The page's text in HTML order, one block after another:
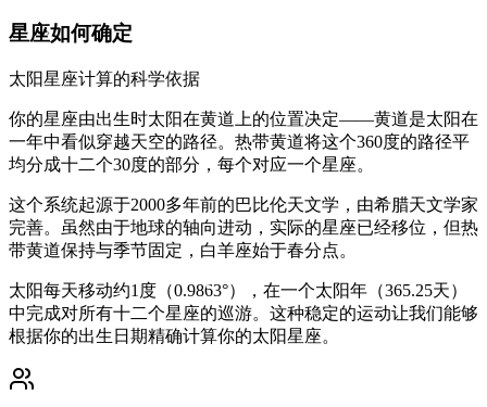
星座如何确定
太阳星座计算的科学依据
你的星座由出生时太阳在黄道上的位置决定——黄道是太阳在
一年中看似穿越天空的路径。热带黄道将这个360度的路径平
均分成十二个30度的部分，每个对应一个星座。
这个系统起源于2000多年前的巴比伦天文学，由希腊天文学家
完善。虽然由于地球的轴向进动，实际的星座已经移位，但热
带黄道保持与季节固定，白羊座始于春分点。
太阳每天移动约1度（0.9863°），在一个太阳年（365.25天）
中完成对所有十二个星座的巡游。这种稳定的运动让我们能够
根据你的出生日期精确计算你的太阳星座。